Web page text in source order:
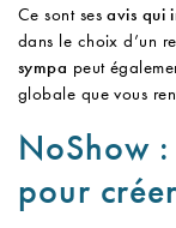
Ce sont sesavis qui
dans le choix d’un
sympa peut
globale que vous
NoShow
pour